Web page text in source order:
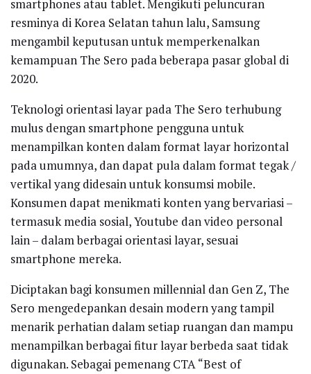
smartphones atau tablet. Mengikuti peluncuran
resminya di Korea Selatan tahun lalu, Samsung
mengambil keputusan untuk memperkenalkan
kemampuan The Sero pada beberapa pasar global di
2020.
Teknologi orientasi layar pada The Sero terhubung
mulus dengan smartphone pengguna untuk
menampilkan konten dalam format layar horizontal
pada umumnya, dan dapat pula dalam format tegak /
vertikal yang didesain untuk konsumsi mobile.
Konsumen dapat menikmati konten yang bervariasi –
termasuk media sosial, Youtube dan video personal
lain – dalam berbagai orientasi layar, sesuai
smartphone mereka.
Diciptakan bagi konsumen millennial dan Gen Z, The
Sero mengedepankan desain modern yang tampil
menarik perhatian dalam setiap ruangan dan mampu
menampilkan berbagai fitur layar berbeda saat tidak
digunakan. Sebagai pemenang CTA “Best of